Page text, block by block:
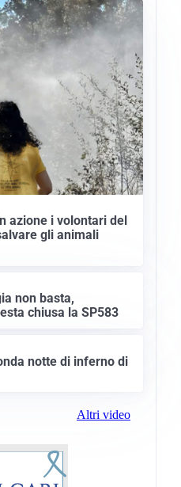
azione i volontari del
gli animali
non basta,
chiusa la SP583
notte di inferno di
Altri video